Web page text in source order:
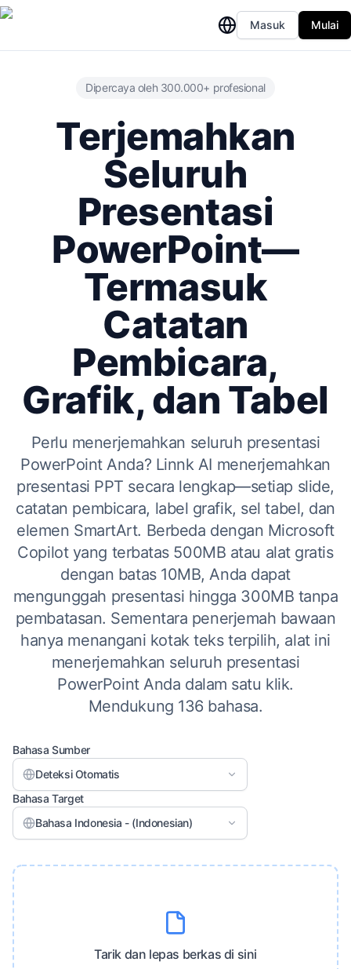
Masuk Mulai
Dipercaya oleh 300.000+ profesional
Terjemahkan
Seluruh
Presentasi
PowerPoint—
Termasuk
Catatan
Pembicara,
Grafik, dan Tabel
Perlu menerjemahkan seluruh presentasi
PowerPoint Anda? Linnk AI menerjemahkan
presentasi PPT secara lengkap—setiap slide,
catatan pembicara, label grafik, sel tabel, dan
elemen SmartArt. Berbeda dengan Microsoft
Copilot yang terbatas 500MB atau alat gratis
dengan batas 10MB, Anda dapat
mengunggah presentasi hingga 300MB tanpa
pembatasan. Sementara penerjemah bawaan
hanya menangani kotak teks terpilih, alat ini
menerjemahkan seluruh presentasi
PowerPoint Anda dalam satu klik.
Mendukung 136 bahasa.
Bahasa Sumber
Deteksi Otomatis
Bahasa Target
Bahasa Indonesia - (Indonesian)
Tarik dan lepas berkas di sini